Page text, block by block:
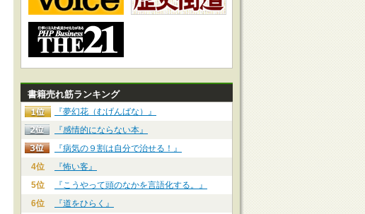
書籍売れ筋ランキング
『夢幻花（むげんばな）』
『感情的にならない本』
『病気の９割は自分で治せる！』
4位
『怖い客』
5位
『こうやって頭のなかを言語化する。』
6位
『道をひらく』